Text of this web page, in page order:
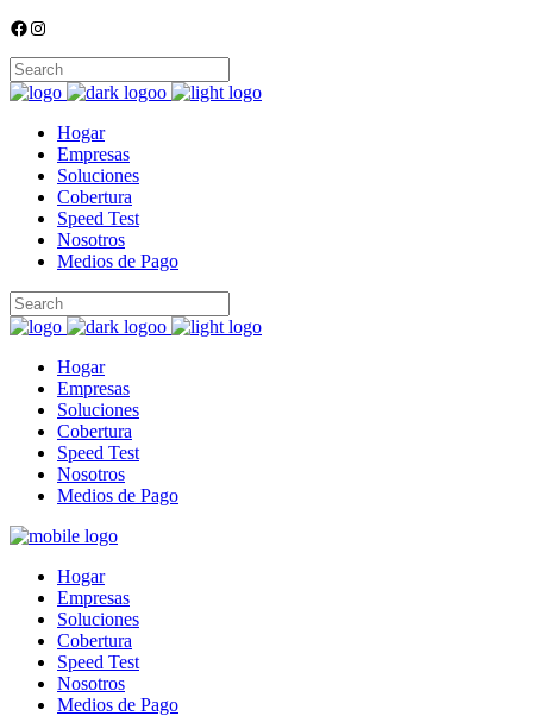
Facebook
Instagram
Hogar
Empresas
Soluciones
Cobertura
Speed Test
Nosotros
Medios de Pago
Hogar
Empresas
Soluciones
Cobertura
Speed Test
Nosotros
Medios de Pago
Hogar
Empresas
Soluciones
Cobertura
Speed Test
Nosotros
Medios de Pago